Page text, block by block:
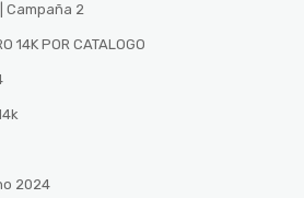
Campaña 2
14K POR CATALOGO
2024